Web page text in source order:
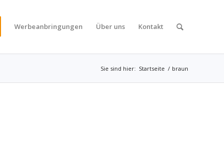
Werbeanbringungen Über uns Kontakt
Sie sind hier: Startseite / braun